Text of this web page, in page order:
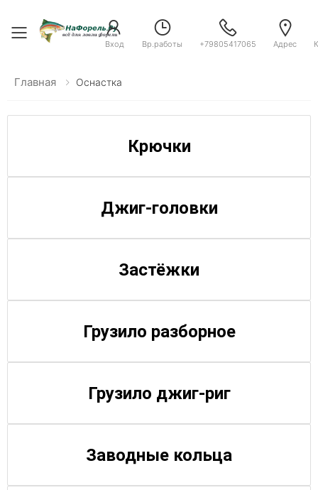
Toggle menu
Вход Вр.работы +79805417065 Адрес
Главная Оснастка
Крючки
Джиг-головки
Застёжки
Грузило разборное
Грузило джиг-риг
Заводные кольца